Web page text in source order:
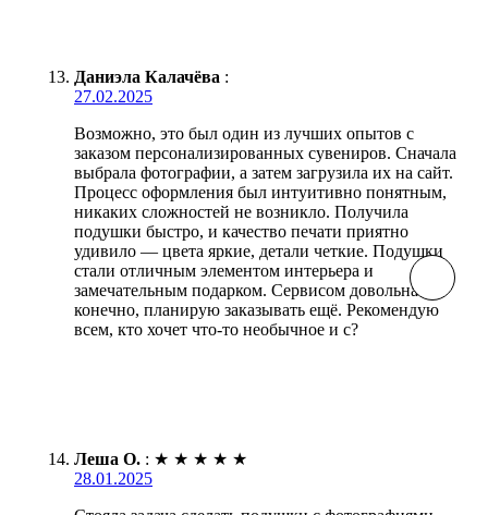
Даниэла Калачёва :
27.02.2025
Возможно, это был один из лучших опытов с
заказом персонализированных сувениров. Сначала
выбрала фотографии, а затем загрузила их на сайт.
Процесс оформления был интуитивно понятным,
никаких сложностей не возникло. Получила
подушки быстро, и качество печати приятно
удивило — цвета яркие, детали четкие. Подушки
стали отличным элементом интерьера и
замечательным подарком. Сервисом довольна и,
конечно, планирую заказывать ещё. Рекомендую
всем, кто хочет что-то необычное и с?
Леша О. : ★ ★ ★ ★ ★
28.01.2025